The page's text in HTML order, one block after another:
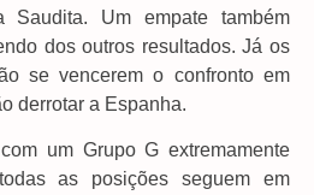
Saudita. Um empate também
dos outros resultados. Já os
se vencerem o confronto em
derrotar a Espanha.
um Grupo G extremamente
as posições seguem em